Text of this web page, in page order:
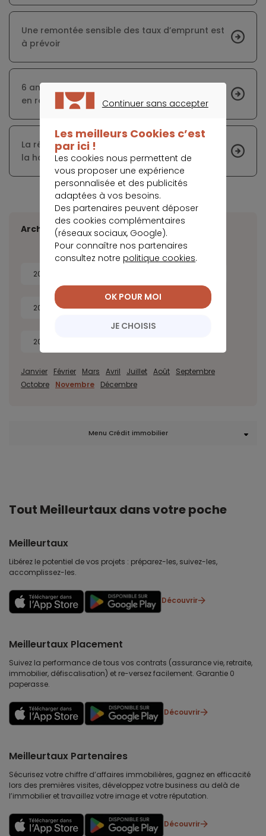
Une remontée sensible des taux d’emprunt est
à prévoir
6 années de revenus pour devenir propriétaire
en région parisienne
La résurgence de l’inflation pourrait favoriser
la hausse des loyers en 2022
Archives
2026
2022 2021 2020 2019
2018
Janvier Février Mars Avril Juillet Août
Septembre
Octobre
Novembre Décembre
Menu Crédit immobilier
Tout Meilleurtaux dans votre poche
Meilleurtaux
Libérez le potentiel de vos projets : préparez-les, suivez-les,
accomplissez-les.
Découvrir
Meilleurtaux Placement
Suivez la performance de tous vos contrats (assurance vie, retraite,
immobilier, défiscalisation) et re-versez facilement. Garantie 0
paperasse.
Découvrir
Meilleurtaux Partenaires
Sécurisez votre chiffre d’affaires immobilières, gagnez en efficacité
lors des premières visites, développez votre business au delà de
l’immobilier et travaillez votre image et votre réputation.
Découvrir
Continuer sans accepter
Les meilleurs Cookies c’est
par ici !
Les cookies nous permettent de
vous proposer une expérience
personnalisée et des publicités
adaptées à vos besoins.
Des partenaires peuvent déposer
des cookies complémentaires
(réseaux sociaux, Google).
Pour connaître nos partenaires
consultez notre politique cookies.
JE CHOISIS
OK POUR MOI